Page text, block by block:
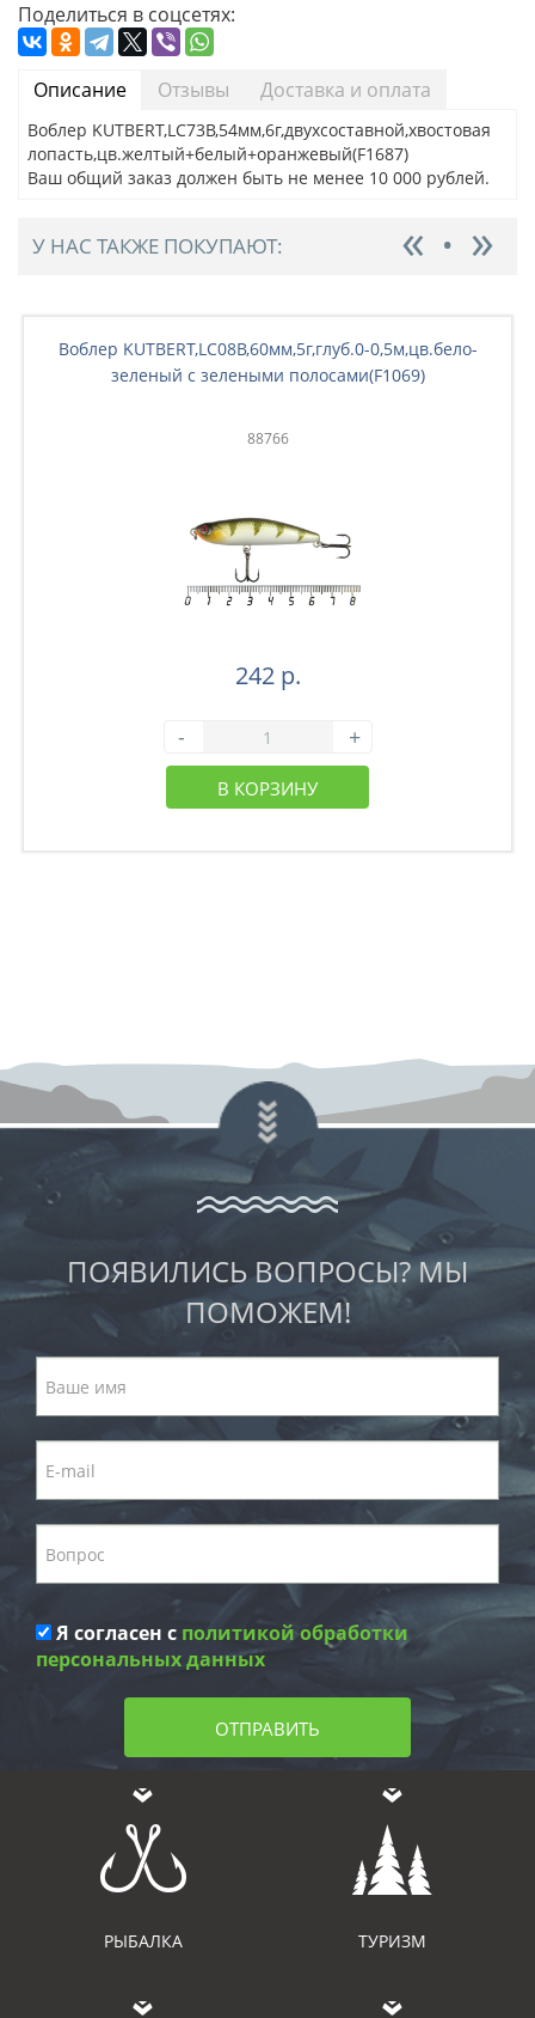
Поделиться в соцсетях:
Описание Отзывы Доставка и оплата
Воблер KUTBERT,LC73B,54мм,6г,двухсоставной,хвостовая
лопасть,цв.желтый+белый+оранжевый(F1687)
Ваш общий заказ должен быть не менее 10 000 рублей.
У НАС ТАКЖЕ ПОКУПАЮТ:
Воблер KUTBERT,LC08B,60мм,5г,глуб.0-0,5м,цв.бело-
зеленый с зелеными полосами(F1069)
88766
242 р.
- +
В КОРЗИНУ
ПОЯВИЛИСЬ ВОПРОСЫ? МЫ
ПОМОЖЕМ!
Я согласен с политикой обработки
персональных данных
ОТПРАВИТЬ
РЫБАЛКА ТУРИЗМ